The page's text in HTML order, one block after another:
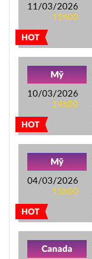
HOT
11/03/2026
11h00
HOT
Mỹ
10/03/2026
14h00
HOT
Mỹ
04/03/2026
15h00
Canada